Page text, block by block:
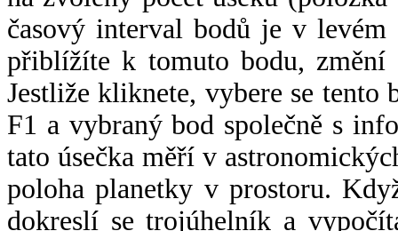
časový interval bodů je v
přiblížíte k tomuto bodu,
Jestliže kliknete, vybere se tento
F1 a vybraný bod společně s
tato úsečka měří v
poloha planetky v prostoru.
dokreslí se trojúhelník a